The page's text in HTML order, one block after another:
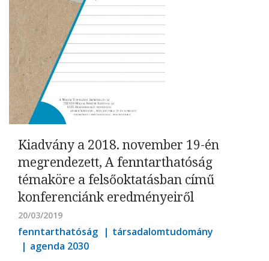
Kiadvány a 2018. november 19-én
megrendezett, A fenntarthatóság
témaköre a felsőoktatásban című
konferenciánk eredményeiről
20/03/2019
fenntarthatóság
társadalomtudomány
agenda 2030